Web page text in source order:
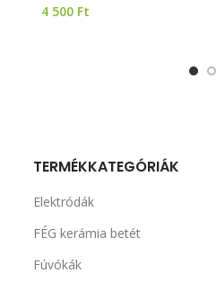
4 500 Ft
TERMÉKKATEGÓRIÁK
Elektródák
FÉG kerámia betét
Fúvókák